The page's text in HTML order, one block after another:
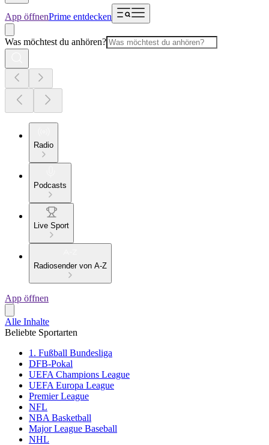
App öffnenPrime entdecken
Was möchtest du anhören?
Radio
Podcasts
Live Sport
Radiosender von A-Z
App öffnen
Alle Inhalte
Beliebte Sportarten
1. Fußball Bundesliga
DFB-Pokal
UEFA Champions League
UEFA Europa League
Premier League
NFL
NBA Basketball
Major League Baseball
NHL